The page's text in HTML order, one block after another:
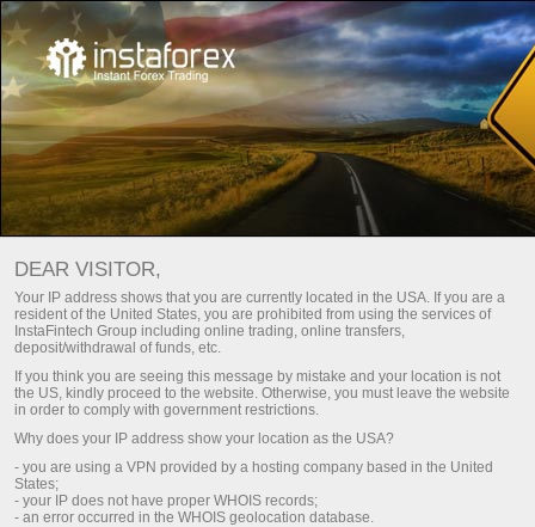
Асосий саҳифа Поддержка Матбуот учун
Сотрудничество с прессой
Биз ИнстаФинтех компаниялари гуруҳи ишга тааллуқли
бача саволларга жавоб беришга тайёрмиз: далиллар,
шарҳлар, интервью, фотосуратлар, янгиликлар,
эълонлар. Бу хизматдан фақат журналистлар ва ОАВ
вакиллари фойдаланишлари мумкин.
Биз Сизга керак бўладиган барча зарур маълумотни
иложи борича тез муддатда тақдим этишдан
миннатдормиз.
DEAR VISITOR,
Your IP address shows that you are currently located in the USA. If you are a
resident of the United States, you are prohibited from using the services of
InstaFintech Group including online trading, online transfers,
deposit/withdrawal of funds, etc.
If you think you are seeing this message by mistake and your location is not
the US, kindly proceed to the website. Otherwise, you must leave the website
in order to comply with government restrictions.
Why does your IP address show your location as the USA?
- you are using a VPN provided by a hosting company based in the United
States;
- your IP does not have proper WHOIS records;
- an error occurred in the WHOIS geolocation database.